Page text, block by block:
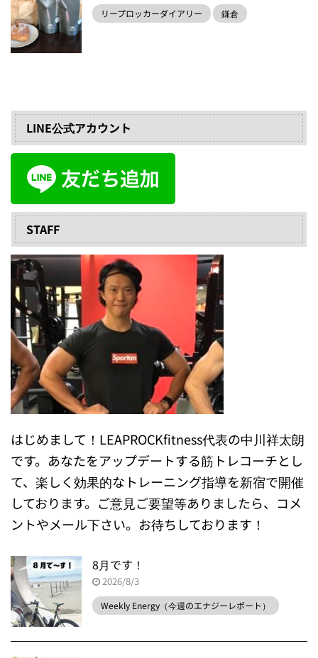
リープロッカーダイアリー 鎌倉
LINE公式アカウント
STAFF
はじめまして！LEAPROCKfitness代表の中川祥太朗
です。あなたをアップデートする筋トレコーチとし
て、楽しく効果的なトレーニング指導を新宿で開催
しております。ご意見ご要望等ありましたら、コメ
ントやメール下さい。お待ちしております！
8月です！
2026/8/3
Weekly Energy（今週のエナジーレポート）